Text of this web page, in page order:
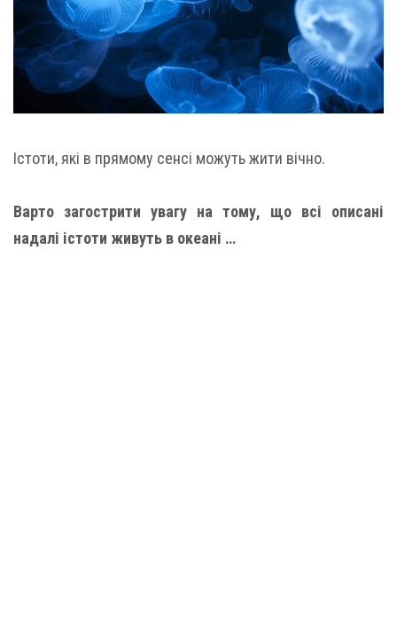
Істоти, які в прямому сенсі можуть жити вічно.
Варто загострити увагу на тому, що всі описані
надалі істоти живуть в океані …